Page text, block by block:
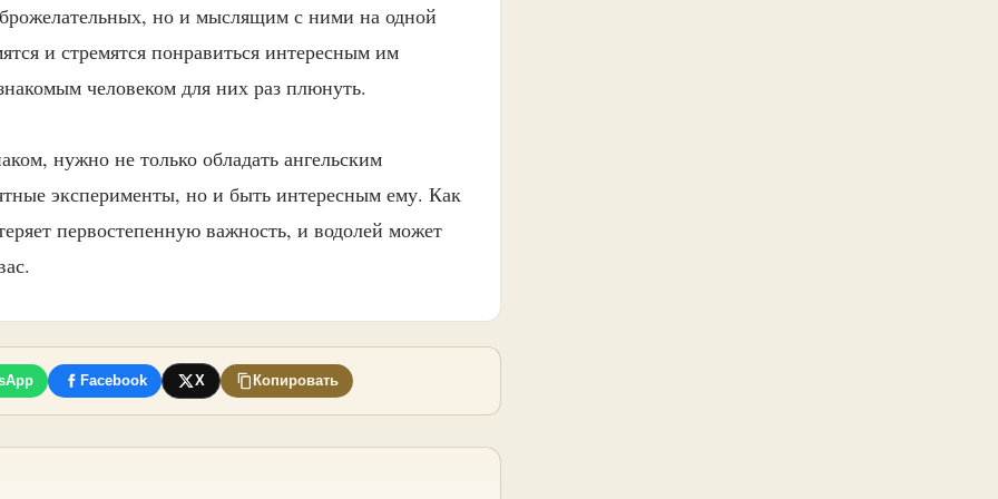
но и мыслящим с ними на одной
и стремятся понравиться интересным им
человеком для них раз плюнуть.
нужно не только обладать ангельским
эксперименты, но и быть интересным ему. Как
первостепенную важность, и водолей может
Facebook X Копировать